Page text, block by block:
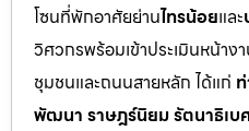
โซนที่พักอาศัยย่านไทรน้อยและ
วิศวกรพร้อมเข้าประเมินหน้า
ชุมชนและถนนสายหลัก ได้แก่
พัฒนา ราษฎร์นิยม รัตนาธิเบ